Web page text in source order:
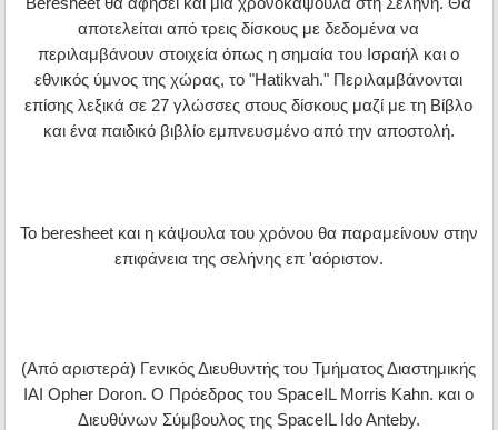
αποτελείται από τρεις δίσκους με δεδομένα να
περιλαμβάνουν στοιχεία όπως η σημαία του Ισραήλ και ο
εθνικός ύμνος της χώρας, το "Hatikvah." Περιλαμβάνονται
επίσης λεξικά σε 27 γλώσσες στους δίσκους μαζί με τη Βίβλο
και ένα παιδικό βιβλίο εμπνευσμένο από την αποστολή.
Το beresheet και η κάψουλα του χρόνου θα παραμείνουν στην
επιφάνεια της σελήνης επ 'αόριστον.
(Από αριστερά) Γενικός Διευθυντής του Τμήματος Διαστημικής
IAI Opher Doron. Ο Πρόεδρος του SpaceIL Morris Kahn. και ο
Διευθύνων Σύμβουλος της SpaceIL Ido Anteby.